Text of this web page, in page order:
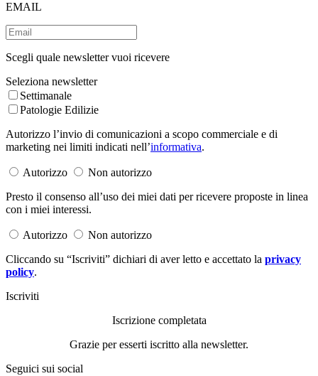
EMAIL
Scegli quale newsletter vuoi ricevere
Seleziona newsletter
Settimanale
Patologie Edilizie
Autorizzo l’invio di comunicazioni a scopo commerciale e di
marketing nei limiti indicati nell’informativa.
Autorizzo
Non autorizzo
Presto il consenso all’uso dei miei dati per ricevere proposte in linea
con i miei interessi.
Autorizzo
Non autorizzo
Cliccando su “Iscriviti” dichiari di aver letto e accettato la privacy
policy.
Iscriviti
Iscrizione completata
Grazie per esserti iscritto alla newsletter.
Seguici sui social